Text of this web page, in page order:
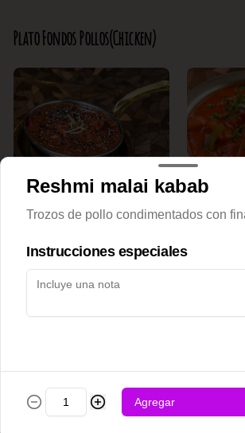
Plato Fondos Pollos(Chicken)
Achari chicken
$12.500
Adraki
$12.500
Reshmi malai kabab
Trozos de pollo condimentados con
Instrucciones especiales
Agregar